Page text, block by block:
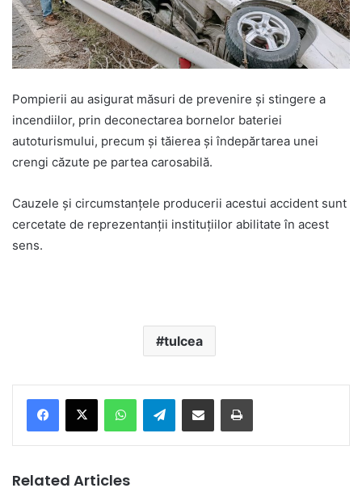
Pompierii au asigurat măsuri de prevenire și stingere a
incendiilor, prin deconectarea bornelor bateriei
autoturismului, precum și tăierea și îndepărtarea unei
crengi căzute pe partea carosabilă.
Cauzele și circumstanțele producerii acestui accident sunt
cercetate de reprezentanții instituțiilor abilitate în acest
sens.
tulcea
Telegram
Related Articles